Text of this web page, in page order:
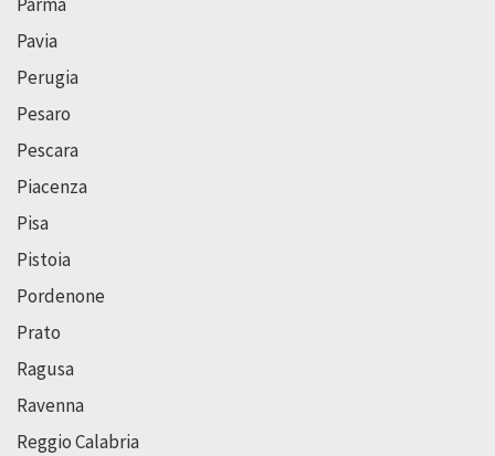
Pavia
Perugia
Pesaro
Pescara
Piacenza
Pisa
Pistoia
Pordenone
Prato
Ragusa
Ravenna
Reggio Calabria